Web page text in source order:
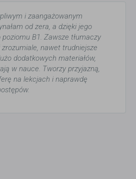
i zaangażowanym
od zera, a dzięki jego
B1. Zawsze tłumaczy
nawet trudniejsze
dodatkowych materiałów,
w nauce. Tworzy przyjazną,
na lekcjach i naprawdę